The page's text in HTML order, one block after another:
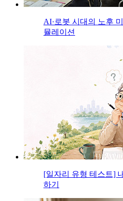
AI·로봇 시대의 노후
뮬레이션
[일자리 유형 테스트]
하기